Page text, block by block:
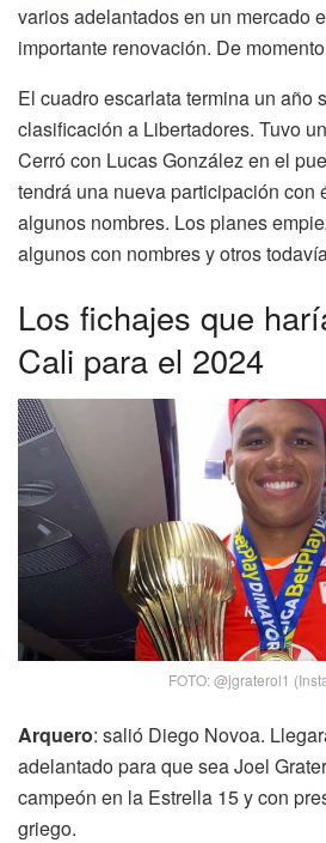
varios adelantados en un mercado
importante renovación. De
El cuadro escarlata termina un año
clasificación a Libertadores. Tuvo
Cerró con Lucas González en el
tendrá una nueva participación con
algunos nombres. Los planes
algunos con nombres y otros
Los fichajes que
Cali para el 2024
FOTO: @jgraterol1
Arquero: salió Diego Novoa.
adelantado para que sea Joel
campeón en la Estrella 15 y con
griego.